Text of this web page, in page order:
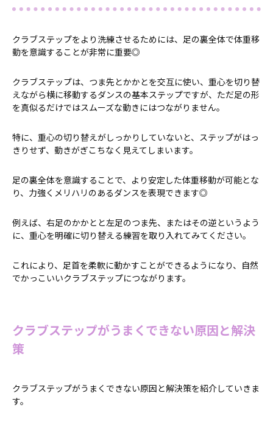
クラブステップをより洗練させるためには、足の裏全体で体重移
動を意識することが非常に重要◎
クラブステップは、つま先とかかとを交互に使い、重心を切り替
えながら横に移動するダンスの基本ステップですが、ただ足の形
を真似るだけではスムーズな動きにはつながりません。
特に、重心の切り替えがしっかりしていないと、ステップがはっ
きりせず、動きがぎこちなく見えてしまいます。
足の裏全体を意識することで、より安定した体重移動が可能とな
り、力強くメリハリのあるダンスを表現できます◎
例えば、右足のかかとと左足のつま先、またはその逆というよう
に、重心を明確に切り替える練習を取り入れてみてください。
これにより、足首を柔軟に動かすことができるようになり、自然
でかっこいいクラブステップにつながります。
クラブステップがうまくできない原因と解決
策
クラブステップがうまくできない原因と解決策を紹介していきま
す。